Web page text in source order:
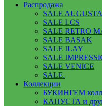
Распродажа
SALE AUGUSTA
SALE LCS
SALE RETRO
SALE BASAK
SALE ILAY
SALE
SALE VENICE
SALE.
Коллекции
БУКИНГЕМ
КАПУСТА и